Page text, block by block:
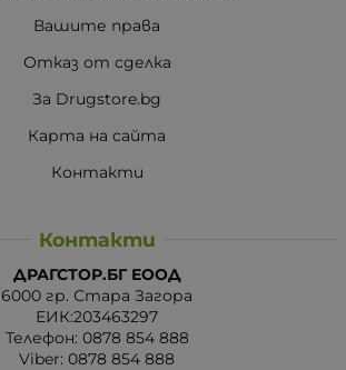
Вашите права
Отказ от сделка
За Drugstore.bg
Карта на сайта
Контакти
Контакти
ДРАГСТОР.БГ ЕООД
6000 гр. Стара Загора
ЕИК:203463297
Телефон: 0878 854 888
Viber: 0878 854 888